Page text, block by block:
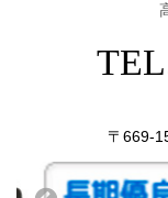
〒669-